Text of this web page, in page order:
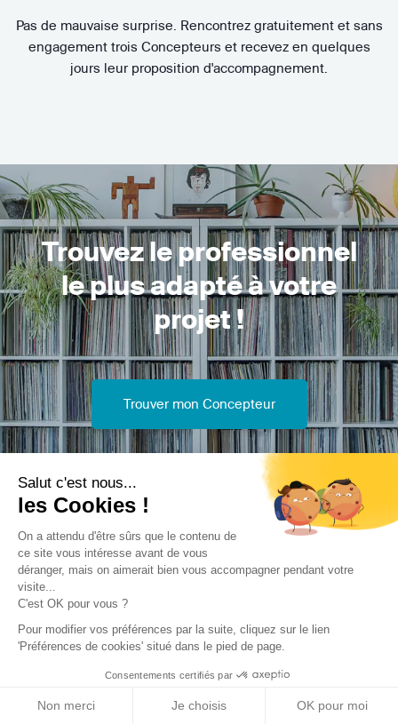
Salut c'est nous...
les Cookies !
On a attendu d'être sûrs que le contenu de
ce site vous intéresse avant de vous
déranger, mais on aimerait bien vous accompagner pendant votre
visite...
C'est OK pour vous ?
Pour modifier vos préférences par la suite, cliquez sur le lien
'Préférences de cookies' situé dans le pied de page.
Consentements certifiés par
Non merci Je choisis OK pour moi
Pas de mauvaise surprise. Rencontrez gratuitement et sans
engagement trois Concepteurs et recevez en quelques
jours leur proposition d'accompagnement.
Trouvez le professionnel
le plus adapté à votre
projet !
Trouver mon Concepteur
Trouver une réalisation / Rénovation
/Réhabilitation Collège Joseph Bedier (Le Grand Serre)